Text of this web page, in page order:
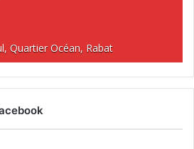
Quartier Océan, Rabat